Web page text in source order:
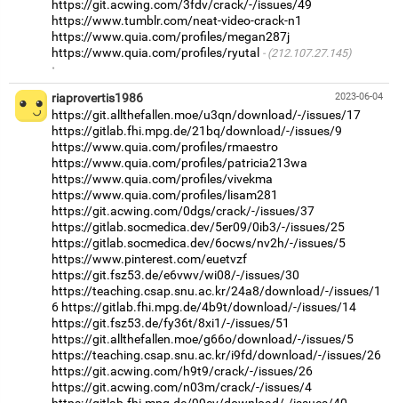
https://git.acwing.com/3fdv/crack/-/issues/49
https://www.tumblr.com/neat-video-crack-n1
https://www.quia.com/profiles/megan287j
https://www.quia.com/profiles/ryutal
(212.107.27.145)
·
2023-06-04
riaprovertis1986
https://git.allthefallen.moe/u3qn/download/-/issues/17
https://gitlab.fhi.mpg.de/21bq/download/-/issues/9
https://www.quia.com/profiles/rmaestro
https://www.quia.com/profiles/patricia213wa
https://www.quia.com/profiles/vivekma
https://www.quia.com/profiles/lisam281
https://git.acwing.com/0dgs/crack/-/issues/37
https://gitlab.socmedica.dev/5er09/0ib3/-/issues/25
https://gitlab.socmedica.dev/6ocws/nv2h/-/issues/5
https://www.pinterest.com/euetvzf
https://git.fsz53.de/e6vwv/wi08/-/issues/30
https://teaching.csap.snu.ac.kr/24a8/download/-/issues/1
6 https://gitlab.fhi.mpg.de/4b9t/download/-/issues/14
https://git.fsz53.de/fy36t/8xi1/-/issues/51
https://git.allthefallen.moe/g66o/download/-/issues/5
https://teaching.csap.snu.ac.kr/i9fd/download/-/issues/26
https://git.acwing.com/h9t9/crack/-/issues/26
https://git.acwing.com/n03m/crack/-/issues/4